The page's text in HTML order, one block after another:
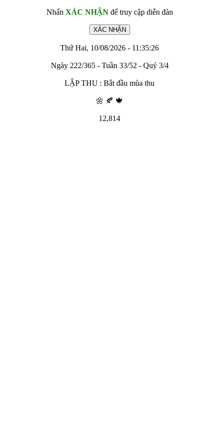
Nhấn XÁC NHẬNđể truy cập diễn đàn
Thứ Hai, 10/08/2026 - 11:35:26
Ngày 222/365 - Tuần 33/52 - Quý 3/4
LẬP THU : Bắt đầu mùa thu
🌼 🍂 🍁
12,814